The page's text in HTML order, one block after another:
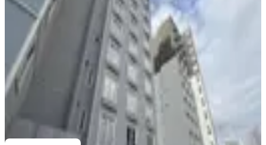
Ümraniye, Adem Yavuz Mahallesi
145 m² 12. Kat· 13.07.2026
8.750.000 ₺
Sağlam Invest Gayrimenkul